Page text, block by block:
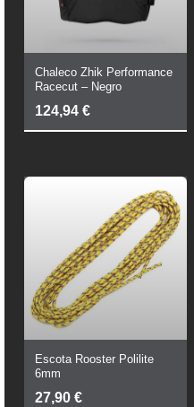
Chaleco Zhik Performance
Racecut – Negro
124,94 €
Escota Rooster Polilite
6mm
27,90 €